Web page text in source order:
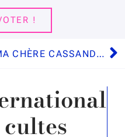
!
MA CHÈRE CASSANDRA (LETTRE À SA SOEUR)